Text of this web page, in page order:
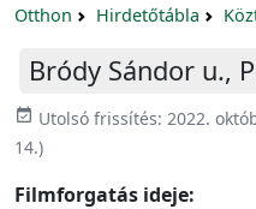
Otthon Hirdetőtábla
Bródy Sándor u.,
event_available Utolsó frissítés: 2022.
14.)
Filmforgatás ideje: